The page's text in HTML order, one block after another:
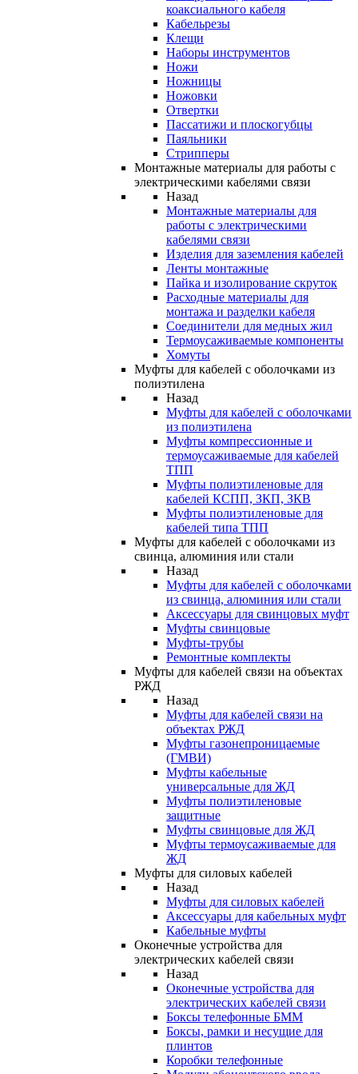
коаксиального кабеля
Кабельрезы
Клещи
Наборы инструментов
Ножи
Ножницы
Ножовки
Отвертки
Пассатижи и плоскогубцы
Паяльники
Стрипперы
Монтажные материалы для работы с
электрическими кабелями связи
Назад
Монтажные материалы для
работы с электрическими
кабелями связи
Изделия для заземления кабелей
Ленты монтажные
Пайка и изолирование скруток
Расходные материалы для
монтажа и разделки кабеля
Соединители для медных жил
Термоусаживаемые компоненты
Хомуты
Муфты для кабелей с оболочками из
полиэтилена
Назад
Муфты для кабелей с оболочками
из полиэтилена
Муфты компрессионные и
термоусаживаемые для кабелей
ТПП
Муфты полиэтиленовые для
кабелей КСПП, ЗКП, ЗКВ
Муфты полиэтиленовые для
кабелей типа ТПП
Муфты для кабелей с оболочками из
свинца, алюминия или стали
Назад
Муфты для кабелей с оболочками
из свинца, алюминия или стали
Аксессуары для свинцовых муфт
Муфты свинцовые
Муфты-трубы
Ремонтные комплекты
Муфты для кабелей связи на объектах
РЖД
Назад
Муфты для кабелей связи на
объектах РЖД
Муфты газонепроницаемые
(ГМВИ)
Муфты кабельные
универсальные для ЖД
Муфты полиэтиленовые
защитные
Муфты свинцовые для ЖД
Муфты термоусаживаемые для
ЖД
Муфты для силовых кабелей
Назад
Муфты для силовых кабелей
Аксессуары для кабельных муфт
Кабельные муфты
Оконечные устройства для
электрических кабелей связи
Назад
Оконечные устройства для
электрических кабелей связи
Боксы телефонные БММ
Боксы, рамки и несущие для
плинтов
Коробки телефонные